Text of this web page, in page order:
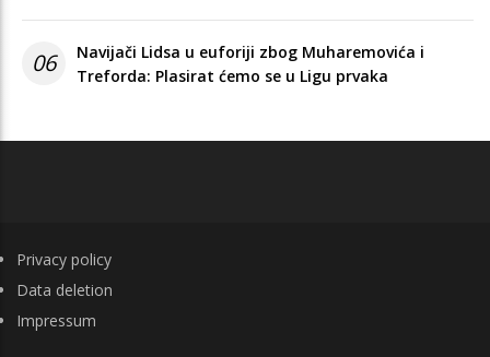
06
Navijači Lidsa u euforiji zbog Muharemovića i
Treforda: Plasirat ćemo se u Ligu prvaka
FOOTER
Privacy policy
Data deletion
Impressum